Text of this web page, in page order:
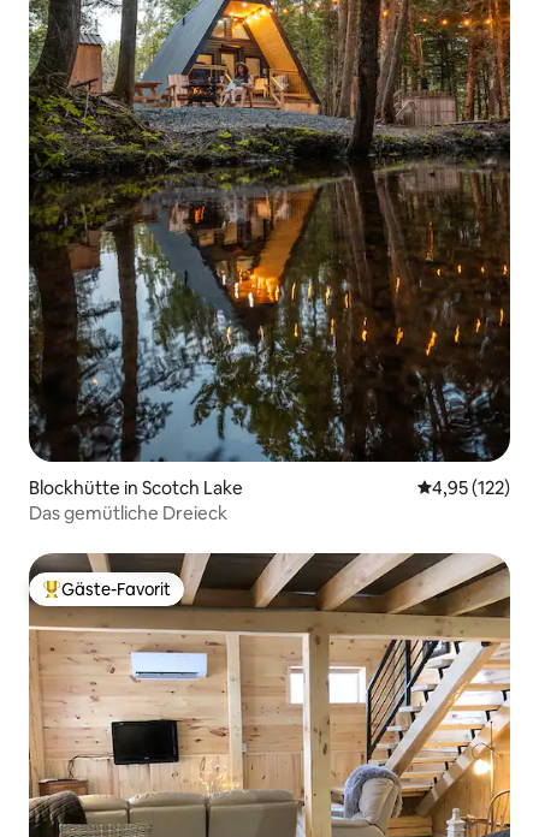
Blockhütte in Scotch Lake
4,95 (122)
Das gemütliche Dreieck
Beliebter Gäste-Favorit.
Gäste-Favorit